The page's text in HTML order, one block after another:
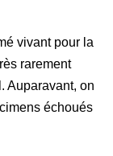
vivant pour la
rarement
Auparavant, on
échoués